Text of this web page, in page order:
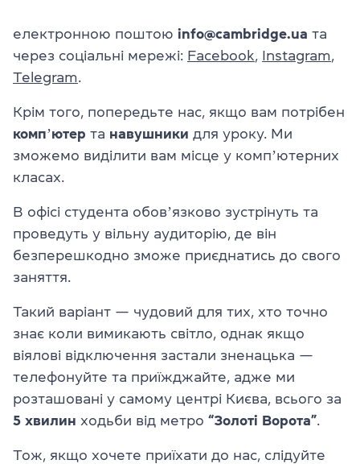
електронною поштою info@cambridge.ua та
через соціальні мережі: Facebook, Instagram,
Telegram.
Крім того, попередьте нас, якщо вам потрібен
компʼютер та навушники для уроку. Ми
зможемо виділити вам місце у компʼютерних
класах.
В офісі студента обовʼязково зустрінуть та
проведуть у вільну аудиторію, де він
безперешкодно зможе приєднатись до свого
заняття.
Такий варіант — чудовий для тих, хто точно
знає коли вимикають світло, однак якщо
віялові відключення застали зненацька —
телефонуйте та приїжджайте, адже ми
розташовані у самому центрі Києва, всього за
5 хвилин ходьби від метро “Золоті Ворота”.
Тож, якщо хочете приїхати до нас, слідуйте